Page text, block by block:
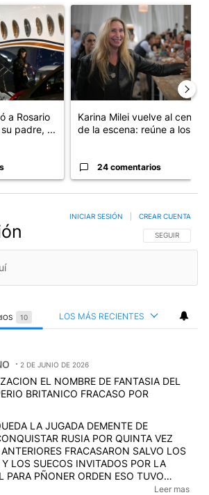
con el título "Lionel Messi llegó a
a Rosario
padre, ...
Un artículo de tendencia
Karina Milei vuelve al centro
de la escena: reúne a los...
24 comentarios
SIGA ESTA
SEGUIR
INICIAR SESIÓN CREAR CUENTA
10 LOS MÁS RECIENTES
2 DE JUNIO DE 2026
DE FANTASIA DEL
BRITANICO FRACASO POR
LA JUGADA DEMENTE DE
RUSIA POR QUINTA VEZ
FRACASARON SALVO LOS
PARA PÑONER ORDEN ESO TUVO
MULTIPLES MANEDRAS
Leer mas